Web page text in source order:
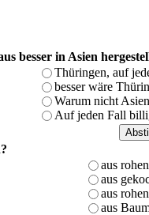
besser in Asien
Thüringen, auf
besser wäre
Warum nicht
Auf jeden Fall
aus
aus
aus
aus